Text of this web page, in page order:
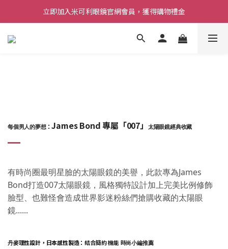
立即加入米可利眼鏡官網會員，獲得購物禮金
每個男人的夢想：James Bond 專屬 「007」 太陽眼鏡經典收藏
有時尚圈最明星臉的太陽眼鏡的美譽，此款專為James
Bond打造007太陽眼鏡，風格獨特設計加上完美比例修飾
臉型、也難怪會造成世界影迷粉絲們搶購收藏的太陽眼
鏡......
丹麥理性設計，日本感性製造：結合簡約 機能 時尚小編推薦